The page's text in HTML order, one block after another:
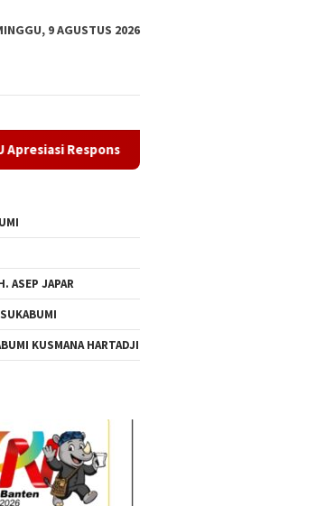
9 AGUSTUS 2026
Penyedia
ASEP JAPAR
KUSMANA HARTADJI